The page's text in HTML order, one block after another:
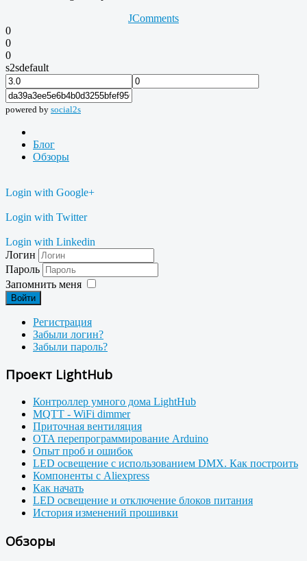
JComments
0
0
0
s2sdefault
powered by social2s
Блог
Обзоры
Login with Google+
Login with Twitter
Login with Linkedin
Логин
Пароль
Запомнить меня
Войти
Регистрация
Забыли логин?
Забыли пароль?
Проект LightHub
Контроллер умного дома LightHub
MQTT - WiFi dimmer
Приточная вентиляция
OTA перепрограммирование Arduino
Опыт проб и ошибок
LED освещение с использованием DMX. Как построить
Компоненты с Aliexpress
Как начать
LED освещение и отключение блоков питания
История изменений прошивки
Обзоры